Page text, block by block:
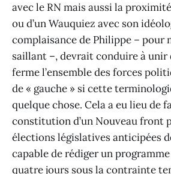
avec le RN mais aussi la
ou d’un Wauquiez avec son
complaisance de Philippe – pour
saillant –, devrait conduire à unir
ferme l’ensemble des forces
de « gauche » si cette
quelque chose. Cela a eu lieu de
constitution d’un Nouveau front
élections législatives anticipées
capable de rédiger un
quatre jours sous la contrainte